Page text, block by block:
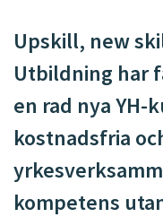
Upskill, new
Utbildning har
en rad nya YH-
kostnadsfria
kompetens